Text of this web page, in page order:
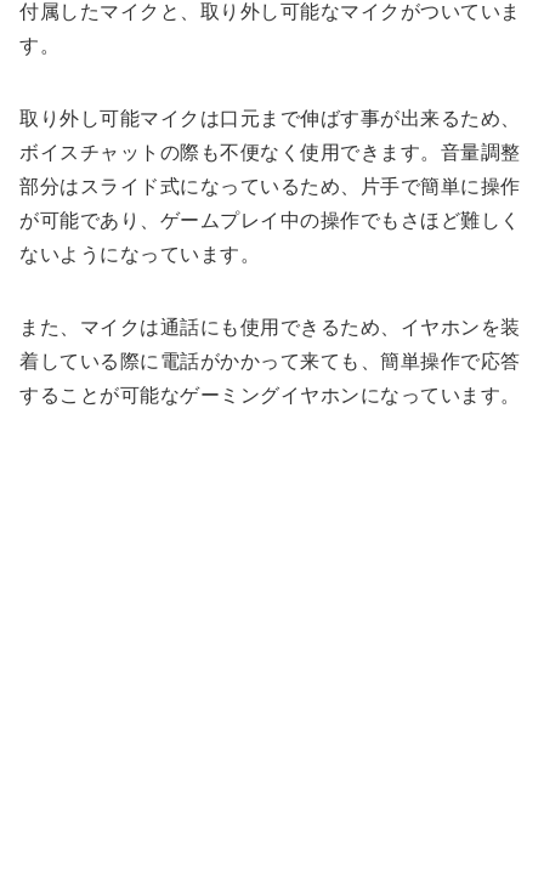
付属したマイクと、取り外し可能なマイクがついていま
す。
取り外し可能マイクは口元まで伸ばす事が出来るため、
ボイスチャットの際も不便なく使用できます。音量調整
部分はスライド式になっているため、片手で簡単に操作
が可能であり、ゲームプレイ中の操作でもさほど難しく
ないようになっています。
また、マイクは通話にも使用できるため、イヤホンを装
着している際に電話がかかって来ても、簡単操作で応答
することが可能なゲーミングイヤホンになっています。